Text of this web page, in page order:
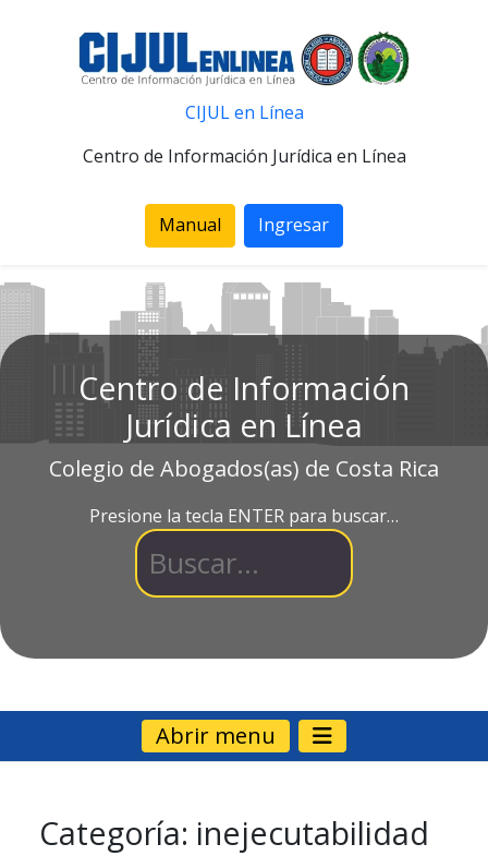
CIJUL en Línea
Centro de Información Jurídica en Línea
Manual Ingresar
Centro de Información
Jurídica en Línea
Colegio de Abogados(as) de Costa Rica
Presione la tecla ENTER para buscar…
Abrir menu
Categoría: inejecutabilidad